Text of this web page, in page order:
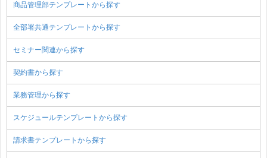
商品管理部テンプレートから探す
全部署共通テンプレートから探す
セミナー関連から探す
契約書から探す
業務管理から探す
スケジュールテンプレートから探す
請求書テンプレートから探す